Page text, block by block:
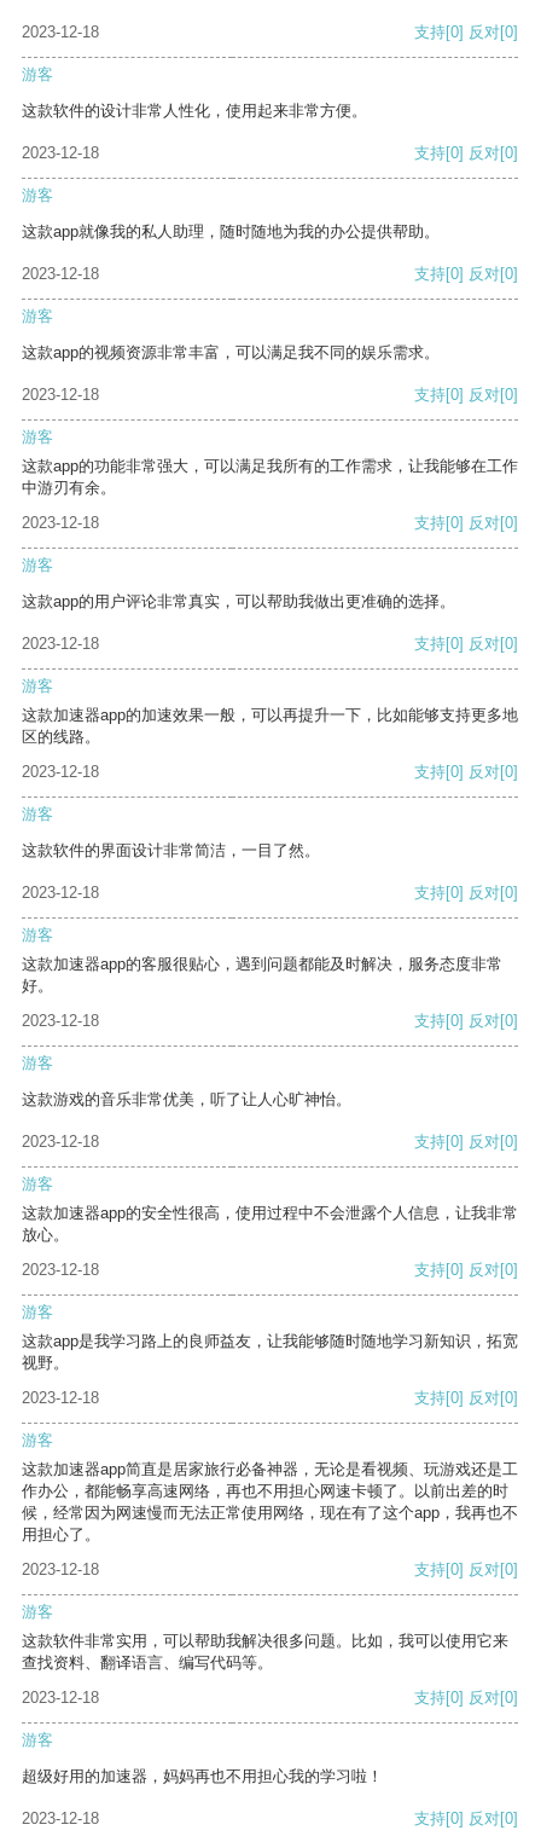
2023-12-18 支持[0] 反对[0]
游客
这款软件的设计非常人性化，使用起来非常方便。
2023-12-18 支持[0] 反对[0]
游客
这款app就像我的私人助理，随时随地为我的办公提供帮助。
2023-12-18 支持[0] 反对[0]
游客
这款app的视频资源非常丰富，可以满足我不同的娱乐需求。
2023-12-18 支持[0] 反对[0]
游客
这款app的功能非常强大，可以满足我所有的工作需求，让我能够在工作
中游刃有余。
2023-12-18
支持[0] 反对[0]
游客
这款app的用户评论非常真实，可以帮助我做出更准确的选择。
2023-12-18 支持[0] 反对[0]
游客
这款加速器app的加速效果一般，可以再提升一下，比如能够支持更多地
区的线路。
2023-12-18
支持[0] 反对[0]
游客
这款软件的界面设计非常简洁，一目了然。
2023-12-18 支持[0] 反对[0]
游客
这款加速器app的客服很贴心，遇到问题都能及时解决，服务态度非常
好。
2023-12-18
支持[0] 反对[0]
游客
这款游戏的音乐非常优美，听了让人心旷神怡。
2023-12-18 支持[0] 反对[0]
游客
这款加速器app的安全性很高，使用过程中不会泄露个人信息，让我非常
放心。
2023-12-18
支持[0] 反对[0]
游客
这款app是我学习路上的良师益友，让我能够随时随地学习新知识，拓宽
视野。
2023-12-18
支持[0] 反对[0]
游客
这款加速器app简直是居家旅行必备神器，无论是看视频、玩游戏还是工
作办公，都能畅享高速网络，再也不用担心网速卡顿了。以前出差的时
候，经常因为网速慢而无法正常使用网络，现在有了这个app，我再也不
用担心了。
2023-12-18
支持[0] 反对[0]
游客
这款软件非常实用，可以帮助我解决很多问题。比如，我可以使用它来
查找资料、翻译语言、编写代码等。
2023-12-18
支持[0] 反对[0]
游客
超级好用的加速器，妈妈再也不用担心我的学习啦！
2023-12-18 支持[0] 反对[0]